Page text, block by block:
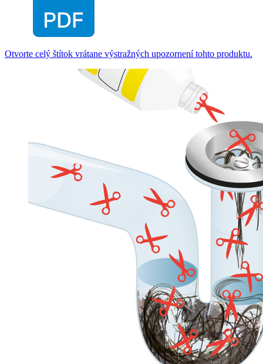
Otvorte celý štítok vrátane výstražných upozornení tohto produktu.